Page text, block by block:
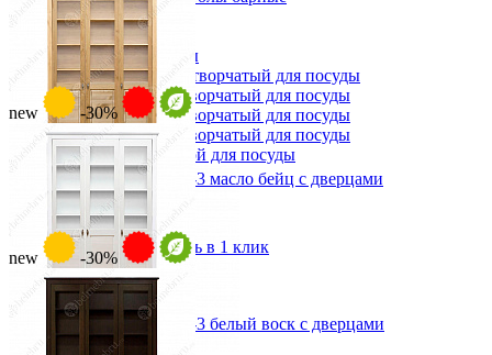
Сундуки
Табуреты
Шкафы для посуды
Шкаф 1-но створчатый для посуды
Шкаф 2-х створчатый для посуды
Шкаф 3-х створчатый для посуды
Шкаф 4-х створчатый для посуды
Шкаф угловой для посуды
Стеллаж для книг Рауна-3 масло бейц с дверцами
от 58 611 ₽
от 83 730 ₽
В корзину
Быстро купить в 1 клик
new -30%
Стеллаж для книг Рауна-3 белый воск с дверцами
new -30%